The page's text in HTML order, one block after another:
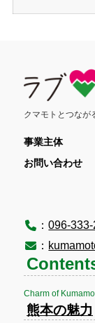
クマモトとつなが
事業主体
お問い合わせ
：096-
：
Charm of
熊本の魅力